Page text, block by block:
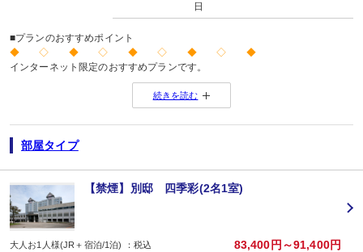
日
■プランのおすすめポイント
◆ ◇ ◆ ◇ ◆ ◇ ◆ ◇ ◆
インターネット限定のおすすめプランです。
※店頭・電話・メールでのお問合せや申込みは出来ません。
◆ ◇ ◆ ◇ ◆ ◇ ◆ ◇ ◆
＼周遊とりっぷのポイント／
往路の乗車駅や降車駅、復路の乗車駅をエリア内から自由にお選びいただけま
宿泊施設も1泊ずつ選択可能です。
※「宿泊プラン」のみでお申し込みの場合、往復のJRは含まれません。別途
※プラン詳細についてはをご覧ください。
続きを読む
部屋タイプ
【禁煙】別邸 四季彩(2名1室)
大人お1人様(JR＋宿泊/1泊) ：税込 83,400円～91,400円